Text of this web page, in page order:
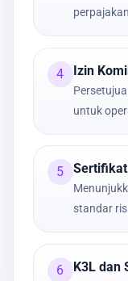
4 Izin
untuk
5 Sertifikat
standar
6 K3L dan